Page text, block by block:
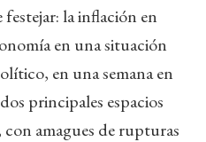
la inflación en
en una situación
en una semana en
principales espacios
amagues de rupturas